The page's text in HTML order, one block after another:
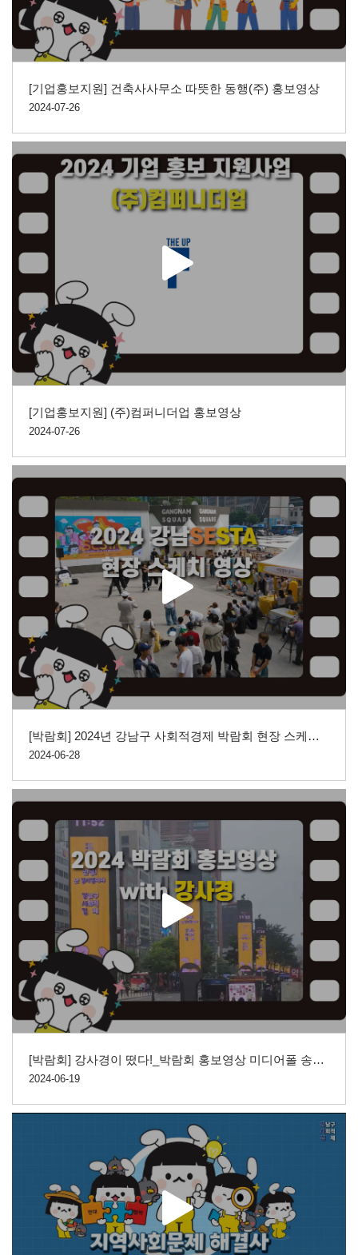
[기업홍보지원] 건축사사무소 따뜻한 동행(주) 홍보영상
2024-07-26
[기업홍보지원] (주)컴퍼니더업 홍보영상
2024-07-26
[박람회] 2024년 강남구 사회적경제 박람회 현장 스케치 영상
2024-06-28
[박람회] 강사경이 떴다!_박람회 홍보영상 미디어폴 송출 (05/13~05/24)
2024-06-19